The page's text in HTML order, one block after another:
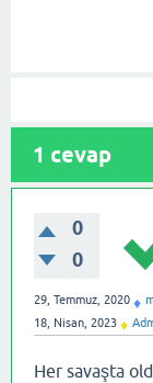
1 cevap
0
0
29, Temmuz, 2020 ♦
18, Nisan, 2023 ♦
Her savaşta